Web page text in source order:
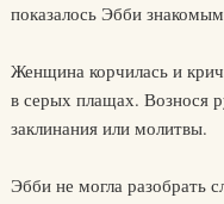
показалось Эбби
Женщина корчилась и
в серых плащах. Вознося
заклинания или молитвы.
Эбби не могла разобрать